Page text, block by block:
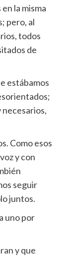
la misma
pero, al
todos
de
estábamos
Como esos
y con
seguir
juntos.
uno por
y que